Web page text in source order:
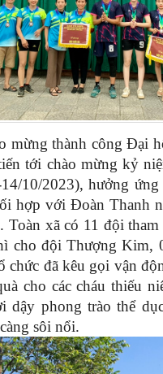
mừng thành công Đại
tới chào mừng kỷ
10/2023), hưởng
hợp với Đoàn Thanh
Toàn xã có 11 đội
cho đội Thượng Kim,
chức đã kêu gọi vận
cho các cháu thiếu
dậy phong trào thể
sôi nổi.